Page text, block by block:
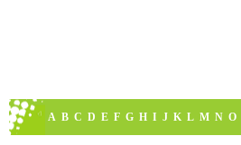
A B C D E F G H I J K L M N O